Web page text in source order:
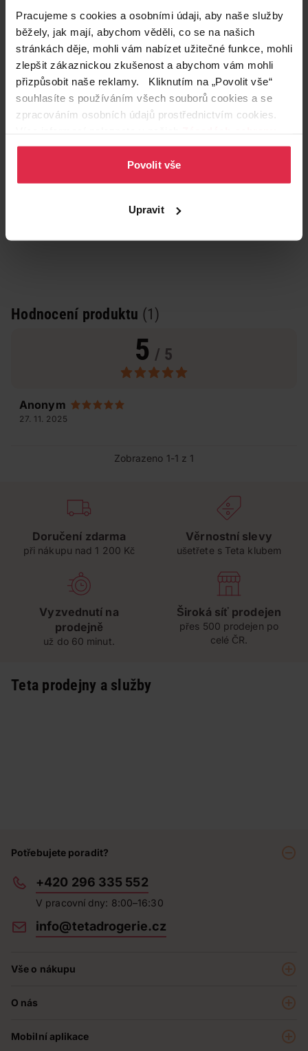
Pracujeme s cookies a osobními údaji, aby naše služby
běžely, jak mají, abychom věděli, co se na našich
stránkách děje, mohli vám nabízet užitečné funkce, mohli
zlepšit zákaznickou zkušenost a abychom vám mohli
přizpůsobit naše reklamy. Kliknutím na „Povolit vše“
souhlasíte s používáním všech souborů cookies a se
zpracováním osobních údajů prostřednictvím cookies.
osobních údajů.
Povolit vše
Upravit
Podobné produkty
Hodnocení produktu (1)
5 / 5
Anonym
27. 11. 2025
Zobrazeno 1-1 z 1
Doručení zdarma
při nákupu nad 1 200 Kč
Věrnostní slevy
ušetřete s Teta klubem
Vyzvednutí na
prodejně
už do 60 minut.
Široká síť prodejen
přes 500 prodejen po
celé ČR.
Teta prodejny a služby
Potřebujete poradit?
+420 296 335 552
V pracovní dny: 8:00–16:30
info@tetadrogerie.cz
Vše o nákupu
Prodejny
O nás
Mobilní aplikace